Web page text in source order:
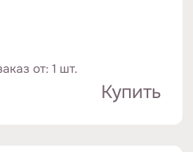
от: 1 шт.
Купить